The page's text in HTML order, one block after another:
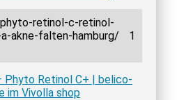
retinol-c-retinol-
akne-falten-hamburg/
1
Retinol C+ | belico-
im Vivolla shop